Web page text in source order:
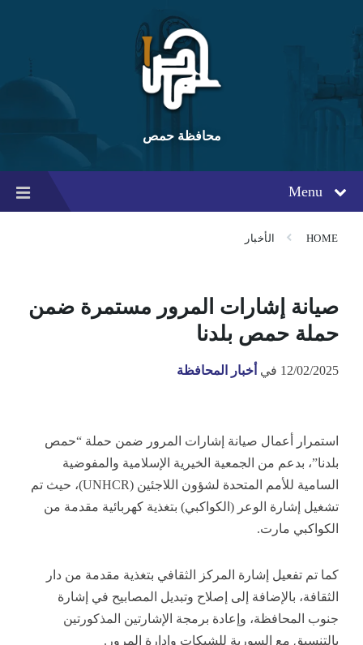
content
main
navigation
footer
محافظة حمص
Menu
HOME الأخبار
صيانة إشارات المرور مستمرة ضمن
حملة حمص بلدنا
12/02/2025 في أخبار المحافظة
استمرار أعمال صيانة إشارات المرور ضمن حملة “حمص
بلدنا”، بدعم من الجمعية الخيرية الإسلامية والمفوضية
السامية للأمم المتحدة لشؤون اللاجئين (UNHCR)، حيث تم
تشغيل إشارة الوعر (الكواكبي) بتغذية كهربائية مقدمة من
الكواكبي مارت.
كما تم تفعيل إشارة المركز الثقافي بتغذية مقدمة من دار
الثقافة، بالإضافة إلى إصلاح وتبديل المصابيح في إشارة
جنوب المحافظة، وإعادة برمجة الإشارتين المذكورتين
بالتنسيق مع السورية للشبكات وإدارة المرور.